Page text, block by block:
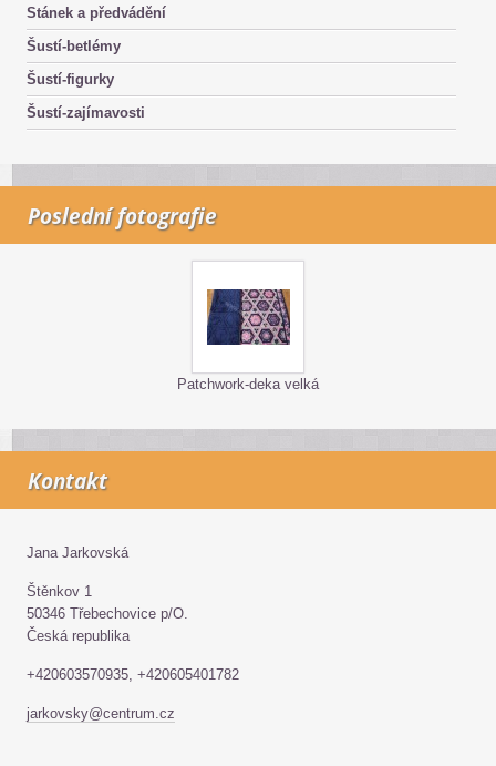
Stánek a předvádění
Šustí-betlémy
Šustí-figurky
Šustí-zajímavosti
Poslední fotografie
Patchwork-deka velká
Kontakt
Jana Jarkovská
Štěnkov 1
50346 Třebechovice p/O.
Česká republika
+420603570935, +420605401782
jarkovsky@centrum.cz